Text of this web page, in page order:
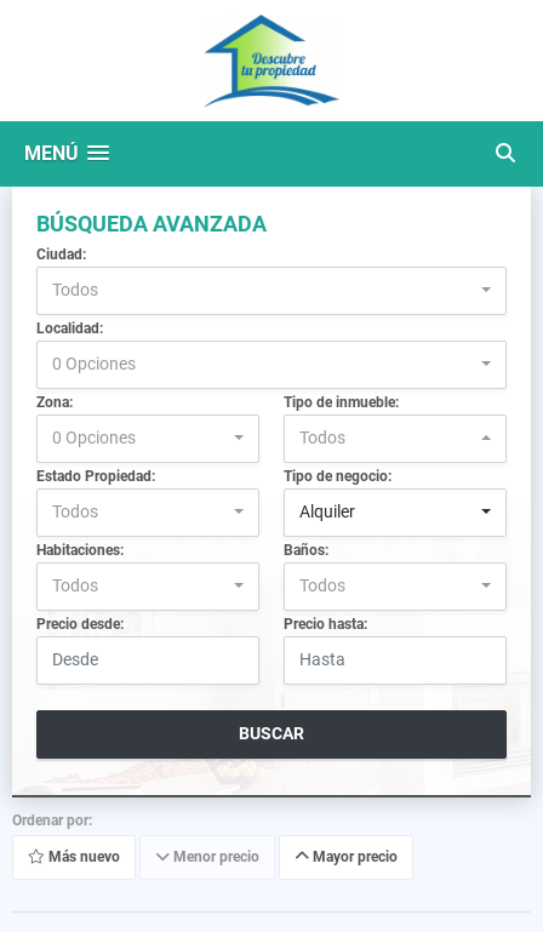
MENÚ
BÚSQUEDA AVANZADA
Ciudad:
Todos
Localidad:
0 Opciones
Zona:
0 Opciones
Tipo de inmueble:
Todos
Estado Propiedad:
Todos
Tipo de negocio:
Alquiler
Habitaciones:
Todos
Baños:
Todos
Precio desde: Precio hasta:
BUSCAR
Ordenar por:
Más nuevo Menor precio Mayor precio